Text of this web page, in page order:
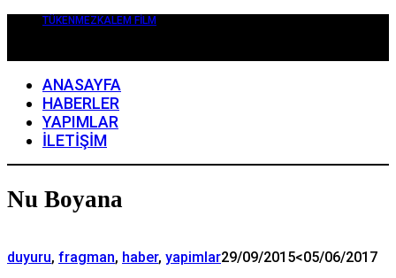
TÜKENMEZKALEM FİLM
ANASAYFA
HABERLER
YAPIMLAR
İLETİŞİM
Nu Boyana
duyuru, fragman, haber, yapimlar29/09/2015<05/06/2017